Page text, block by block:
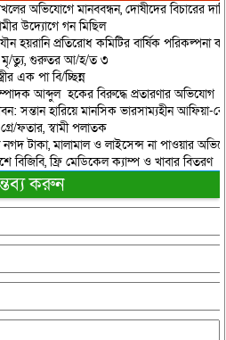
অভিযোগে মানববন্ধন, দোষীদের বিচারের দাবি
উদ্যোগে গন মিছিল
প্রতিরোধ কমিটির বার্ষিক পরিকল্পনা
মৃ/ত্যু, গুরুতর আ/হ/ত ৩
এক পা বি/চ্ছিন্ন
আব্দুল হকের বিরুদ্ধে প্রতারণার অভিযোগ
সন্তান হারিয়ে মানসিক ভারসাম্যহীন আফিয়া-
ফতার, স্বামী পলাতক
টাকা, মালামাল ও লাইসেন্স না পাওয়ার
বিজিবি, ফ্রি মেডিকেল ক্যাম্প ও খাবার বিতরণ
করুন